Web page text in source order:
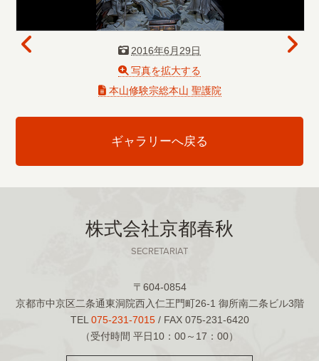
2016年6月29日
写真を拡大する
本山修験宗総本山 聖護院
ギャラリーへ戻る
株式会社京都春秋
SECRETARIAT
〒604-0854
京都市中京区二条通東洞院西入仁王門町26-1 御所南二条ビル3階
TEL075-231-7015/ FAX 075-231-6420
（受付時間 平日10：00～17：00）